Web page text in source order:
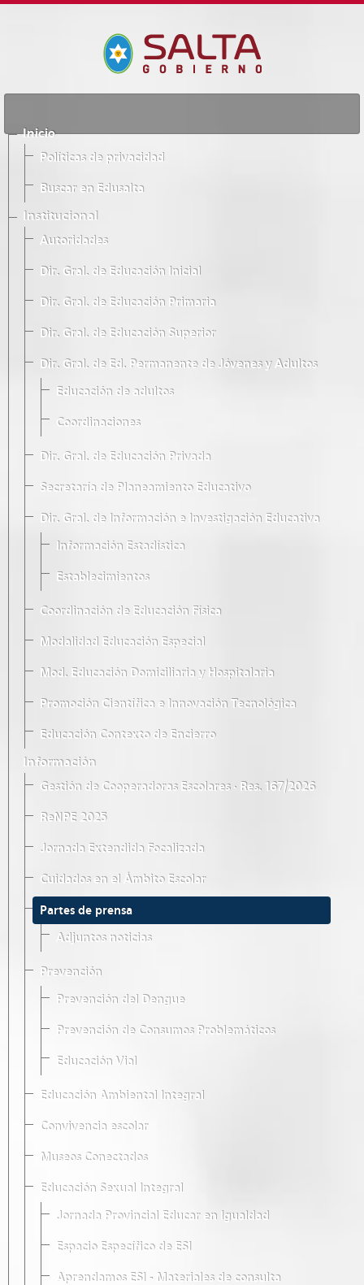
Inicio
Políticas de privacidad
Buscar en Edusalta
Institucional
Autoridades
Dir. Gral. de Educación Inicial
Dir. Gral. de Educación Primaria
Dir. Gral. de Educación Superior
Dir. Gral. de Ed. Permanente de Jóvenes y Adultos
Educación de adultos
Coordinaciones
Dir. Gral. de Educación Privada
Secretaría de Planeamiento Educativo
Dir. Gral. de Información e Investigación Educativa
Información Estadística
Establecimientos
Coordinación de Educación Física
Modalidad Educación Especial
Mod. Educación Domiciliaria y Hospitalaria
Promoción Científica e Innovación Tecnológica
Educación Contexto de Encierro
Información
Gestión de Cooperadoras Escolares · Res. 167/2026
ReNPE 2025
Jornada Extendida Focalizada
Cuidados en el Ámbito Escolar
Partes de prensa
Adjuntos noticias
Prevención
Prevención del Dengue
Prevención de Consumos Problemáticos
Educación Vial
Educación Ambiental Integral
Convivencia escolar
Museos Conectados
Educación Sexual Integral
Jornada Provincial Educar en Igualdad
Espacio Específico de ESI
Aprendamos ESI - Materiales de consulta